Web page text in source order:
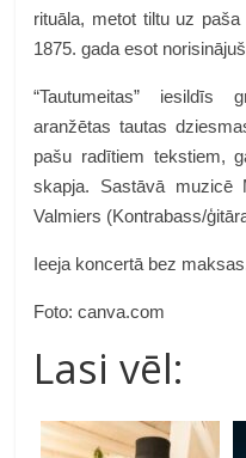
rituāla, metot tiltu uz
1875. gada esot
“Tautumeitas” iesildīs
aranžētas tautas
pašu radītiem tekstiem,
skapja. Sastāvā muzicē
Valmiers (Kontrabass/
Ieeja koncertā bez
Foto: canva.com
Lasi vēl: